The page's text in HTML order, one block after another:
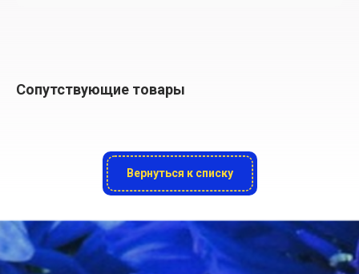
Сопутствующие товары
Вернуться к списку